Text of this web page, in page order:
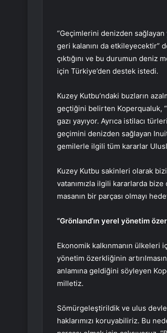
“Geçimlerini denizden
geri kalanını da etkileyecektir”
çıktığını ve bu durumun deniz
için Türkiye’den destek istedi.
Kuzey Kutbu’ndaki buzların
geçtiğini belirten Koperqualuk,
gazı yayıyor. Ayrıca istilacı
geçimini denizden sağlayan
gemilerle ilgili tüm kararlar
Kuzey Kutbu sakinleri olarak
vatanımızla ilgili kararlarda
masanın bir parçası olmayı
“Grönland’ın yerel yönetim
Ekonomik kalkınmanın ülkeleri
yönetim özerkliğinin
anlamına geldiğini söyleyen
milletiz.
Sömürgeleştirildik ve ulus
haklarımızı koruyabiliriz. Bu